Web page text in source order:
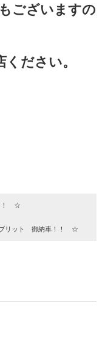
ございますの
ださい。
！ ☆
リット 御納車！！ ☆